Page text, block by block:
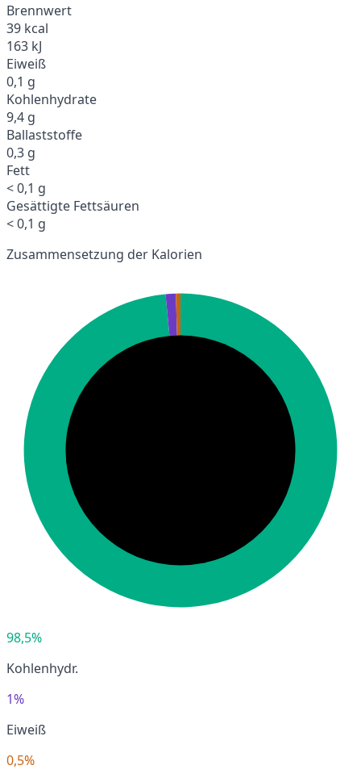
Brennwert
39 kcal
163 kJ
Eiweiß
0,1 g
Kohlenhydrate
9,4 g
Ballaststoffe
0,3 g
Fett
< 0,1 g
Gesättigte Fettsäuren
< 0,1 g
Zusammensetzung der Kalorien
98,5%
Kohlenhydr.
1%
Eiweiß
0,5%